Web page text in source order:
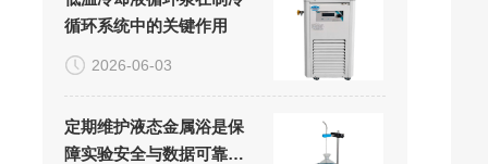
循环系统中的关键作用
2026-06-03
定期维护液态金属浴是保
障实验安全与数据可靠性